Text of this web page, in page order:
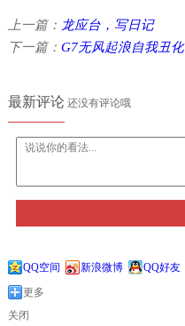
上一篇： 龙应台，写日记
下一篇： G7无风起浪自我丑化
最新评论还没有评论哦
QQ空间 新浪微博 QQ好友
更多
关闭